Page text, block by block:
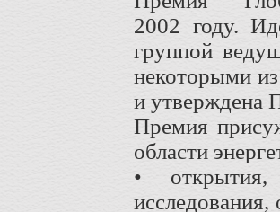
2002 году.
группой
некоторыми
и утверждена
Премия
области
• открытия,